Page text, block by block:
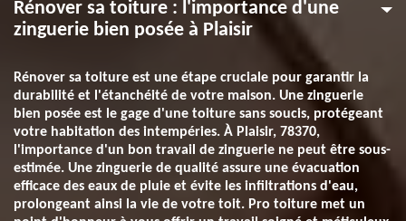
Rénover sa toiture : l'importance d'une
zinguerie bien posée à Plaisir
Rénover sa toiture est une étape cruciale pour garantir la
durabilité et l'étanchéité de votre maison. Une zinguerie
bien posée est le gage d'une toiture sans soucis, protégeant
votre habitation des intempéries. À Plaisir, 78370,
l'importance d'un bon travail de zinguerie ne peut être sous-
estimée. Une zinguerie de qualité assure une évacuation
efficace des eaux de pluie et évite les infiltrations d'eau,
prolongeant ainsi la vie de votre toit. Pro toiture met un